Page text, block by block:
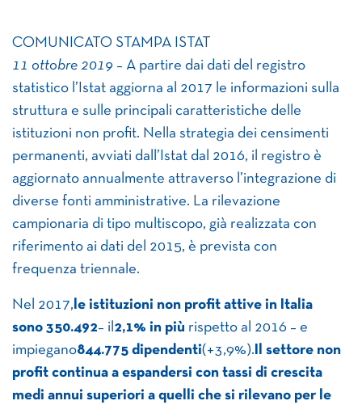
COMUNICATO STAMPA ISTAT
11 ottobre 2019 – A partire dai dati del registro
statistico l’Istat aggiorna al 2017 le informazioni sulla
struttura e sulle principali caratteristiche delle
istituzioni non profit. Nella strategia dei censimenti
permanenti, avviati dall’Istat dal 2016, il registro è
aggiornato annualmente attraverso l’integrazione di
diverse fonti amministrative. La rilevazione
campionaria di tipo multiscopo, già realizzata con
riferimento ai dati del 2015, è prevista con
frequenza triennale.
Nel 2017, le istituzioni non profit attive in Italia
sono 350.492– il 2,1% in più rispetto al 2016 – e
impiegano844.775 dipendenti(+3,9%). Il settore non
profit continua a espandersi con tassi di crescita
medi annui superiori a quelli che si rilevano per le